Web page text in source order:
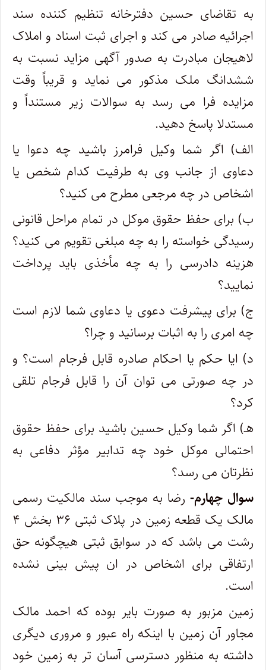
به تقاضای حسین دفترخانه تنظیم کننده سند
اجرائیه صادر می کند و اجرای ثبت اسناد و املاک
لاهیجان مبادرت به صدور آگهی مزاید نسبت به
ششدانگ ملک مذکور می نماید و قریباً وقت
مزایده فرا می رسد به سوالات زیر مستنداً و
مستدلا پاسخ دهید.
الف) اگر شما وکیل فرامرز باشید چه دعوا یا
دعاوی از جانب وی به طرفیت کدام شخص یا
اشخاص در چه مرجعی مطرح می کنید؟
ب) برای حفظ حقوق موکل در تمام مراحل قانونی
رسیدگی خواسته را به چه مبلغی تقویم می کنید؟
هزینه دادرسی را به چه مأخذی باید پرداخت
نمایید؟
ج) برای پیشرفت دعوی یا دعاوی شما لازم است
چه امری را به اثبات برسانید و چرا؟
د) ایا حکم یا احکام صادره قابل فرجام است؟ و
در چه صورتی می توان آن را قابل فرجام تلقی
کرد؟
هـ) اگر شما وکیل حسین باشید برای حفظ حقوق
احتمالی موکل خود چه تدابیر مؤثر دفاعی به
نظرتان می رسد؟
سوال چهارم- رضا به موجب سند مالکیت رسمی
مالک یک قطعه زمین در پلاک ثبتی ۳۶ بخش ۴
رشت می باشد که در سوابق ثبتی هیچگونه حق
ارتفاقی برای اشخاص در ان پیش بینی نشده
است.
زمین مزبور به صورت بایر بوده که احمد مالک
مجاور آن زمین با اینکه راه عبور و مروری دیگری
داشته به منظور دسترسی آسان تر به زمین خود